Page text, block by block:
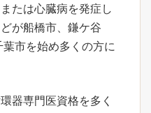
たは心臓病を発症し
が船橋市、鎌ケ谷
市を始め多くの方に
器専門医資格を多く